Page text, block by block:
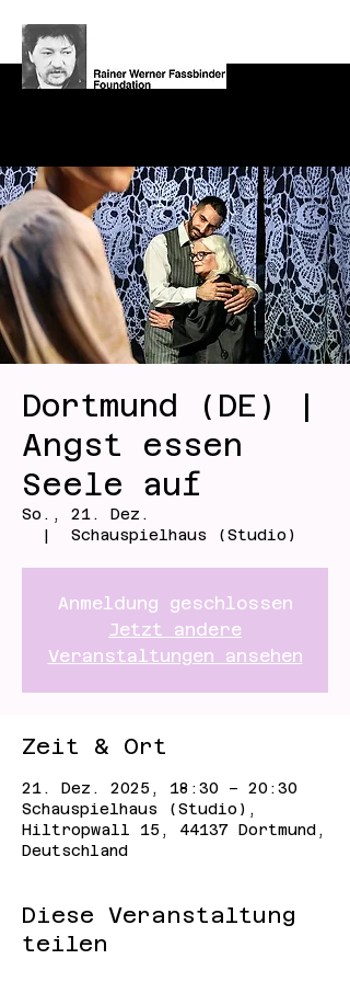
Dortmund (DE) |
Angst essen
Seele auf
So., 21. Dez.
  |
Schauspielhaus (Studio)
Anmeldung geschlossen
Jetzt andere
Veranstaltungen ansehen
Zeit & Ort
21. Dez. 2025, 18:30 – 20:30
Schauspielhaus (Studio),
Hiltropwall 15, 44137 Dortmund,
Deutschland
Diese Veranstaltung
teilen